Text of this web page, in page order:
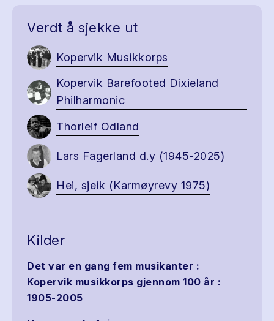
Verdt å sjekke ut
Kopervik Musikkorps
Kopervik Barefooted Dixieland
Philharmonic
Thorleif Odland
Lars Fagerland d.y (1945-2025)
Hei, sjeik (Karmøyrevy 1975)
Kilder
Det var en gang fem musikanter :
Kopervik musikkorps gjennom 100 år :
1905-2005